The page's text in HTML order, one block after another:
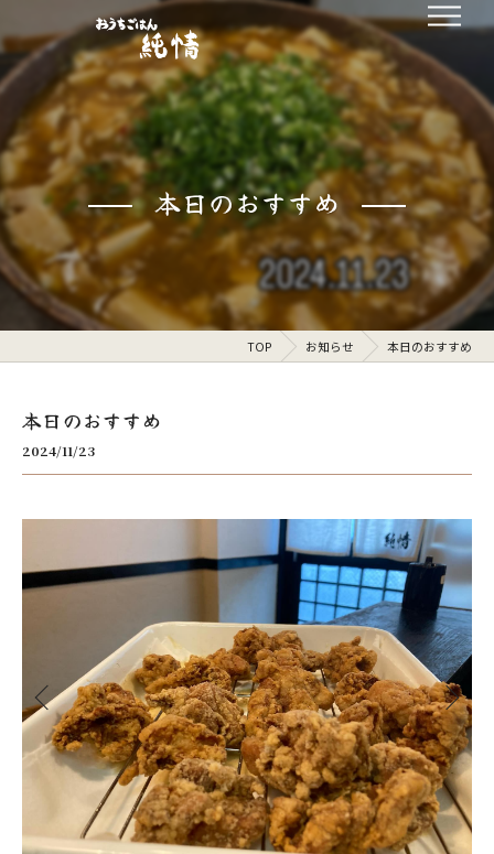
本日のおすすめ
TOP お知らせ 本日のおすすめ
本日のおすすめ
2024/11/23